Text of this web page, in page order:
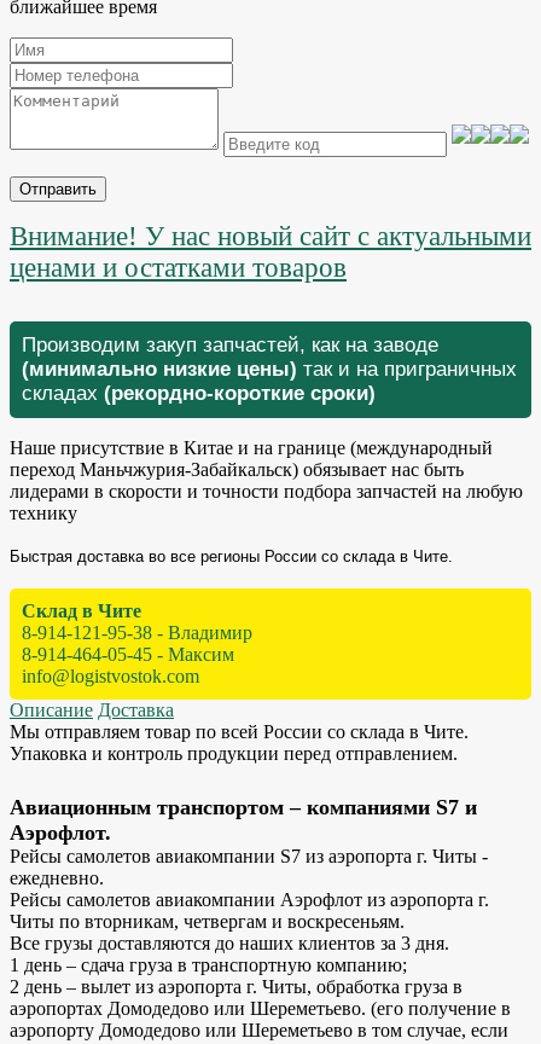
ближайшее время
Отправить
Внимание! У нас новый сайт с актуальными
ценами и остатками товаров
Производим закуп запчастей, как на заводе
(минимально низкие цены) так и на приграничных
складах (рекордно-короткие сроки)
Наше присутствие в Китае и на границе (международный
переход Маньчжурия-Забайкальск) обязывает нас быть
лидерами в скорости и точности подбора запчастей на любую
технику
Быстрая доставка во все регионы России со склада в Чите.
Склад в Чите
8-914-121-95-38 - Владимир
8-914-464-05-45 - Максим
info@logistvostok.com
Описание Доставка
Мы отправляем товар по всей России со склада в Чите.
Упаковка и контроль продукции перед отправлением.
Авиационным транспортом – компаниями S7 и
Аэрофлот.
Рейсы самолетов авиакомпании S7 из аэропорта г. Читы -
ежедневно.
Рейсы самолетов авиакомпании Аэрофлот из аэропорта г.
Читы по вторникам, четвергам и воскресеньям.
Все грузы доставляются до наших клиентов за 3 дня.
1 день – сдача груза в транспортную компанию;
2 день – вылет из аэропорта г. Читы, обработка груза в
аэропортах Домодедово или Шереметьево. (его получение в
аэропорту Домодедово или Шереметьево в том случае, если